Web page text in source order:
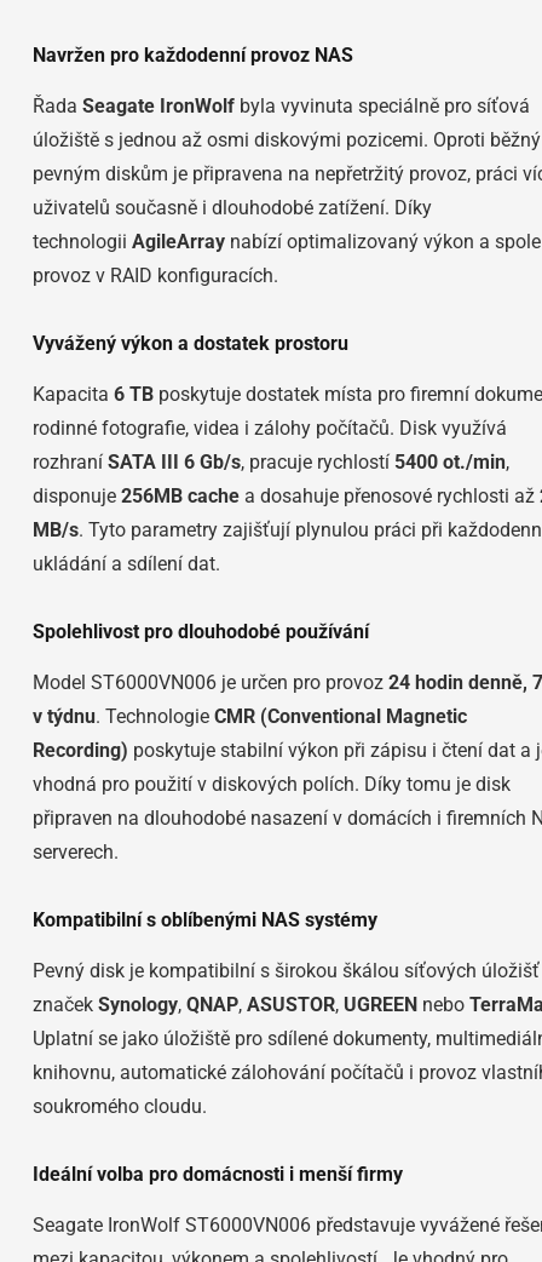
Navržen pro každodenní provoz NAS
ŘadaSeagate IronWolf byla vyvinuta speciálně pro síťová
úložiště s jednou až osmi diskovými pozicemi. Oproti
pevným diskům je připravena na nepřetržitý provoz, práci
uživatelů současně i dlouhodobé zatížení. Díky
technologiiAgileArray nabízí optimalizovaný výkon a
provoz v RAID konfiguracích.
Vyvážený výkon a dostatek prostoru
Kapacita6 TB poskytuje dostatek místa pro firemní
rodinné fotografie, videa i zálohy počítačů. Disk využívá
rozhraníSATA III 6 Gb/s, pracuje rychlostí 5400 ot./min,
disponuje256MB cache a dosahuje přenosové rychlosti až
MB/s. Tyto parametry zajišťují plynulou práci při
ukládání a sdílení dat.
Spolehlivost pro dlouhodobé používání
Model ST6000VN006 je určen pro provoz24 hodin denně,
v týdnu. TechnologieCMR (Conventional Magnetic
Recording) poskytuje stabilní výkon při zápisu i čtení dat a
vhodná pro použití v diskových polích. Díky tomu je disk
připraven na dlouhodobé nasazení v domácích i firemních
serverech.
Kompatibilní s oblíbenými NAS systémy
Pevný disk je kompatibilní s širokou škálou síťových úložišť
značekSynology,QNAP,ASUSTOR, UGREEN nebo
Uplatní se jako úložiště pro sdílené dokumenty,
knihovnu, automatické zálohování počítačů i provoz
soukromého cloudu.
Ideální volba pro domácnosti i menší firmy
Seagate IronWolf ST6000VN006 představuje vyvážené